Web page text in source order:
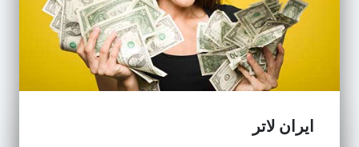
ایران لاتر